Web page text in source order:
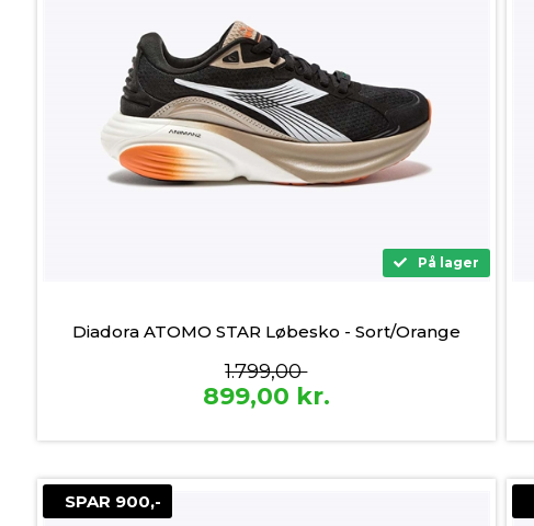
På lager
Diadora ATOMO STAR Løbesko - Sort/Orange
1.799,00
899,00 kr.
SPAR 900,-